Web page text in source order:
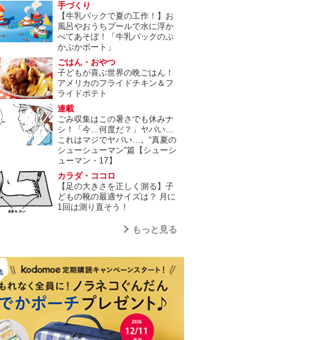
手づくり
【牛乳パックで夏の工作！】お
風呂やおうちプールで水に浮か
べてあそぼ！「牛乳パックのぷ
かぷかボート」
ごはん・おやつ
子どもが喜ぶ世界の晩ごはん！
アメリカのフライドチキン＆フ
ライドポテト
連載
ごみ収集はこの暑さでも休みナ
シ！「今…何度だ？」ヤバい…
これはマジでヤバい…。“真夏の
シューシューマン”篇【シューシ
ューマン・17】
カラダ・ココロ
【足の大きさを正しく測る】子
どもの靴の最適サイズは？ 月に
1回は測り直そう！
もっと見る